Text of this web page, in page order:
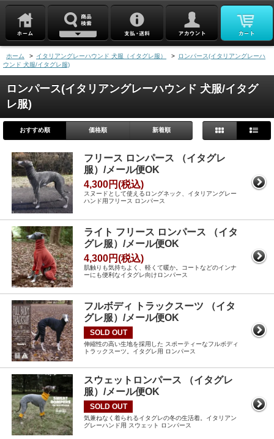
ホーム > イタリアングレーハウンド 犬服（イタグレ服） >
ロンパース(イタリアングレーハ
ウンド 犬服/イタグレ服)
ロンパース(イタリアングレーハウンド 犬服/イタグ
レ服)
おすすめ順 価格順 新着順
フリース ロンパース （イタグレ
服）/メール便OK
4,300円(税込)
スヌードとして使えるロングネック、イタリアングレー
ハンド用フリース ロンパース
ライト フリース ロンパース （イタ
グレ服）/メール便OK
4,300円(税込)
肌触りも気持ちよく、軽くて暖か。コートなどのインナ
ーにも便利なイタグレ向けロンパース
フルボディ トラックスーツ （イタ
グレ服）/メール便OK
SOLD OUT
伸縮性の高い生地を採用した スポーティーなフルボディ
トラックスーツ。イタグレ用 ロンパース
スウェットロンパース （イタグレ
服）/メール便OK
SOLD OUT
気兼ねなく着られるイタグレの冬の生活着。イタリアン
グレーハンド用 スウェット ロンパース